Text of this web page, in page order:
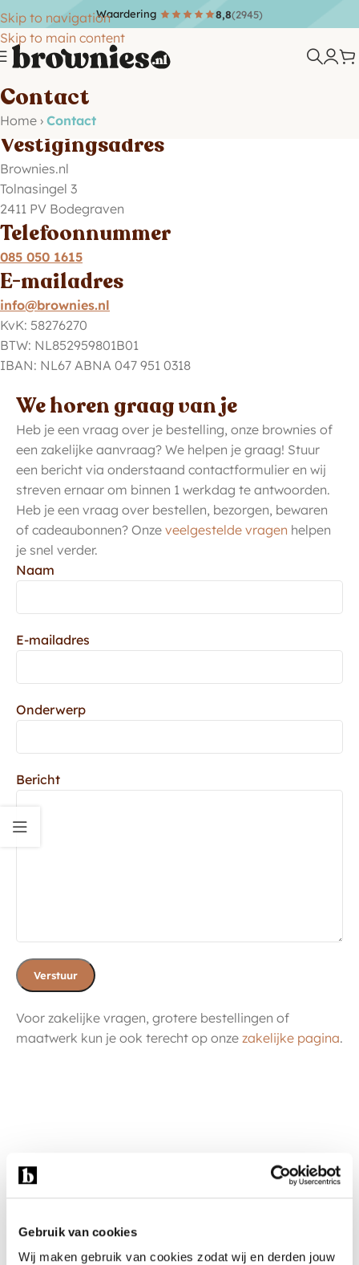
Gebruik van cookies
Wij maken gebruik van cookies zodat wij en derden jouw
Skip to navigation
Skip to main content
Waardering 8,8(2945)
Contact
Home › Contact
Vestigingsadres
Brownies.nl
Tolnasingel 3
2411 PV Bodegraven
Telefoonnummer
085 050 1615
E-mailadres
info@brownies.nl
KvK: 58276270
BTW: NL852959801B01
IBAN: NL67 ABNA 047 951 0318
We horen graag van je
Heb je een vraag over je bestelling, onze brownies of
een zakelijke aanvraag? We helpen je graag! Stuur
een bericht via onderstaand contactformulier en wij
streven ernaar om binnen 1 werkdag te antwoorden.
Heb je een vraag over bestellen, bezorgen, bewaren
of cadeaubonnen? Onze veelgestelde vragen helpen
je snel verder.
Naam
E-mailadres
Onderwerp
Bericht
Voor zakelijke vragen, grotere bestellingen of
maatwerk kun je ook terecht op onze zakelijke pagina.